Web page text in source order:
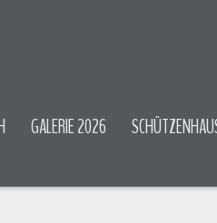
GALERIE 2026